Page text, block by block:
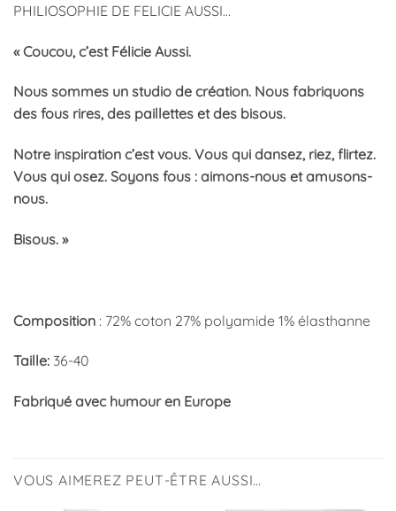
PHILIOSOPHIE DE FELICIE AUSSI…
« Coucou, c’est Félicie Aussi.
Nous sommes un studio de création. Nous fabriquons
des fous rires, des paillettes et des bisous.
Notre inspiration c’est vous. Vous qui dansez, riez, flirtez.
Vous qui osez. Soyons fous : aimons-nous et amusons-
nous.
Bisous. »
Composition : 72% coton 27% polyamide 1% élasthanne
Taille: 36-40
Fabriqué avec humour en Europe
VOUS AIMEREZ PEUT-ÊTRE AUSSI…